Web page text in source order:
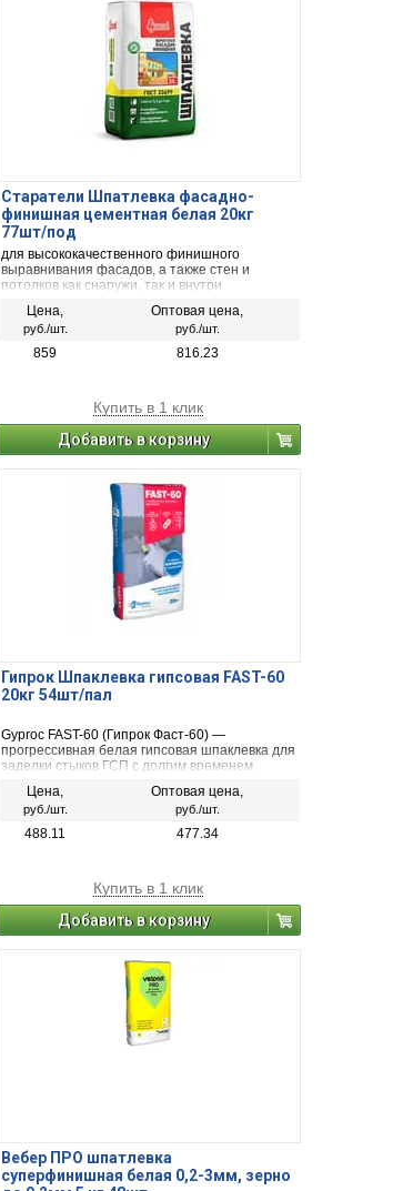
Старатели Шпатлевка фасадно-
финишная цементная белая 20кг
77шт/под
для высококачественного финишного
выравнивания фасадов, а также стен и
потолков как снаружи, так и внутри
и неотапливаемых.
Цена,
руб./шт.
Оптовая цена,
руб./шт.
859 816.23
Купить в 1 клик
Добавить в корзину
Гипрок Шпаклевка гипсовая FAST-60
20кг 54шт/пал
Gyproc FAST-60 (Гипрок Фаст-60) —
прогрессивная белая гипсовая шпаклевка для
заделки стыков ГСП с долгим временем
Цена,
руб./шт.
Оптовая цена,
руб./шт.
488.11 477.34
Купить в 1 клик
Добавить в корзину
Вебер ПРО шпатлевка
суперфинишная белая 0,2-3мм, зерно